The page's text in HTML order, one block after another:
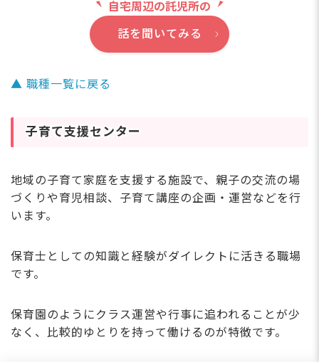
自宅周辺の託児所の
話を聞いてみる
▲ 職種一覧に戻る
子育て支援センター
地域の子育て家庭を支援する施設で、親子の交流の場
づくりや育児相談、子育て講座の企画・運営などを行
います。
保育士としての知識と経験がダイレクトに活きる職場
です。
保育園のようにクラス運営や行事に追われることが少
なく、比較的ゆとりを持って働けるのが特徴です。